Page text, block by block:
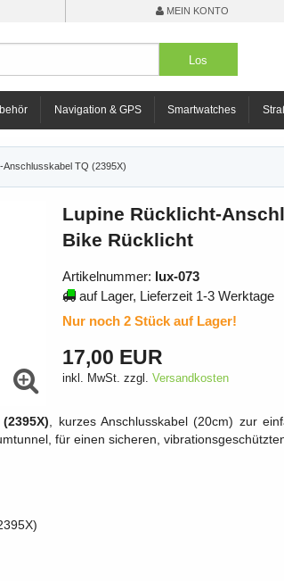
MEIN KONTO
Navigation & GPS Smartwatches
Anschlusskabel TQ (2395X)
Lupine Rücklicht-
Bike Rücklicht
Artikelnummer: lux-073
auf Lager, Lieferzeit 1-3 Werktage
Nur noch 2 Stück auf Lager!
17,00 EUR
inkl. MwSt. zzgl. Versandkosten
, kurzes Anschlusskabel (20cm) zur
für einen sicheren,